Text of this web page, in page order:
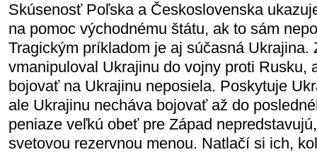
Skúsenosť Poľska a Československa
na pomoc východnému štátu, ak to sám
Tragickým príkladom je aj súčasná Ukrajina.
vmanipuloval Ukrajinu do vojny proti Rusku,
bojovať na Ukrajinu neposiela. Poskytuje
ale Ukrajinu necháva bojovať až do
peniaze veľkú obeť pre Západ
svetovou rezervnou menou. Natlačí si ich,